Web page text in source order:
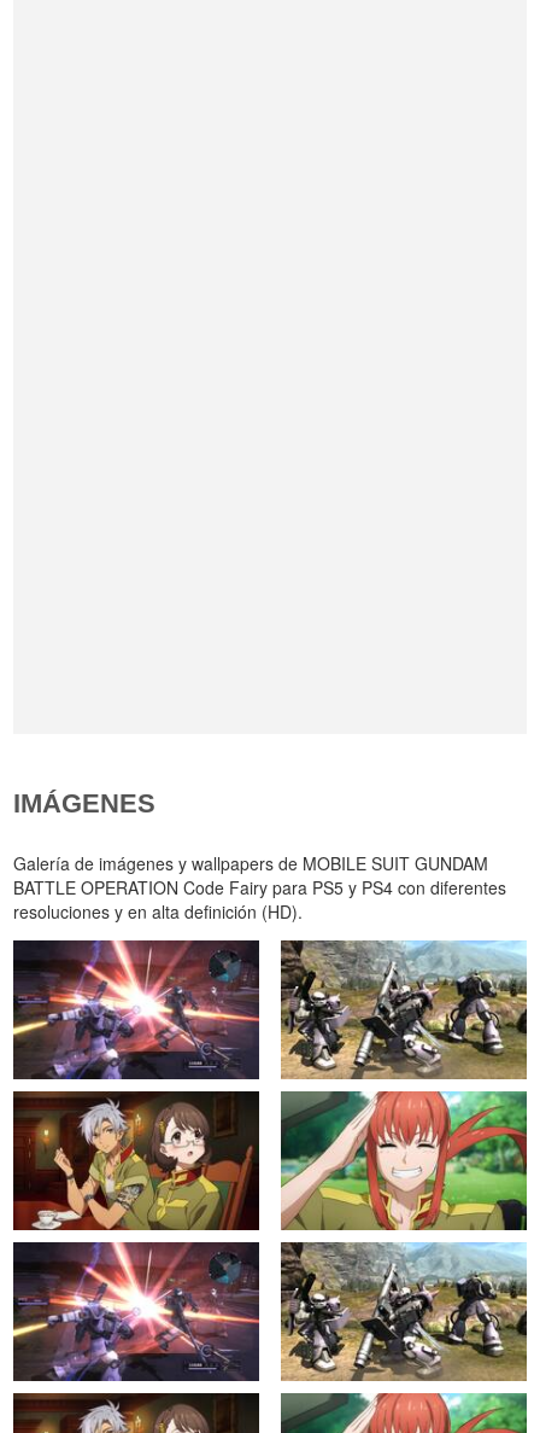
IMÁGENES
Galería de imágenes y wallpapers de MOBILE SUIT GUNDAM
BATTLE OPERATION Code Fairy para PS5 y PS4 con diferentes
resoluciones y en alta definición (HD).